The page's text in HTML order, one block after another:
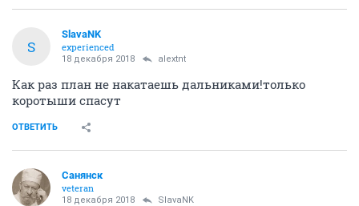
S
SlavaNK
experienced
18 декабря 2018 alextnt
Как раз план не накатаешь дальниками!только
коротыши спасут
ОТВЕТИТЬ
Санянск
veteran
18 декабря 2018 SlavaNK